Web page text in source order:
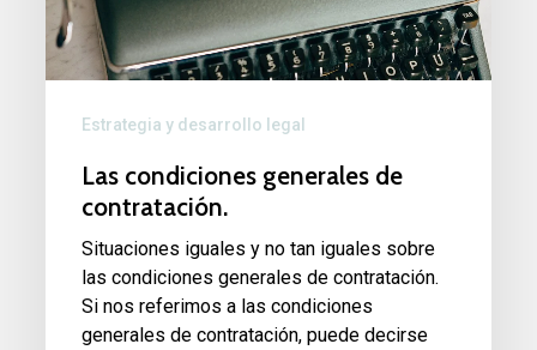
Estrategia y desarrollo legal
Las condiciones generales de
contratación.
Situaciones iguales y no tan iguales sobre
las condiciones generales de contratación.
Si nos referimos a las condiciones
generales de contratación, puede decirse